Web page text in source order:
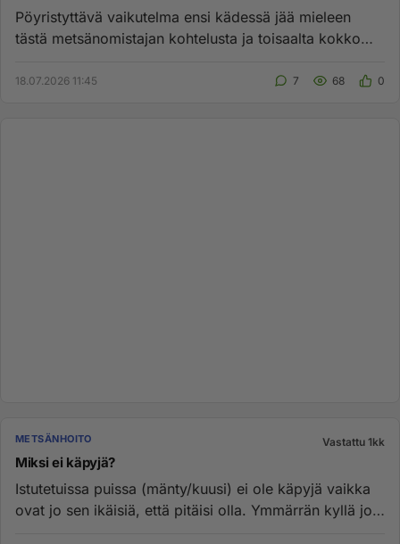
Pöyristyttävä vaikutelma ensi kädessä jää mieleen
tästä metsänomistajan kohtelusta ja toisaalta kokko
18.07.2026 11:45 7 68 0
METSÄNHOITO Vastattu 1kk
Miksi ei käpyjä?
Istutetuissa puissa (mänty/kuusi) ei ole käpyjä vaikka
ovat jo sen ikäisiä, että pitäisi olla. Ymmärrän kyllä jos